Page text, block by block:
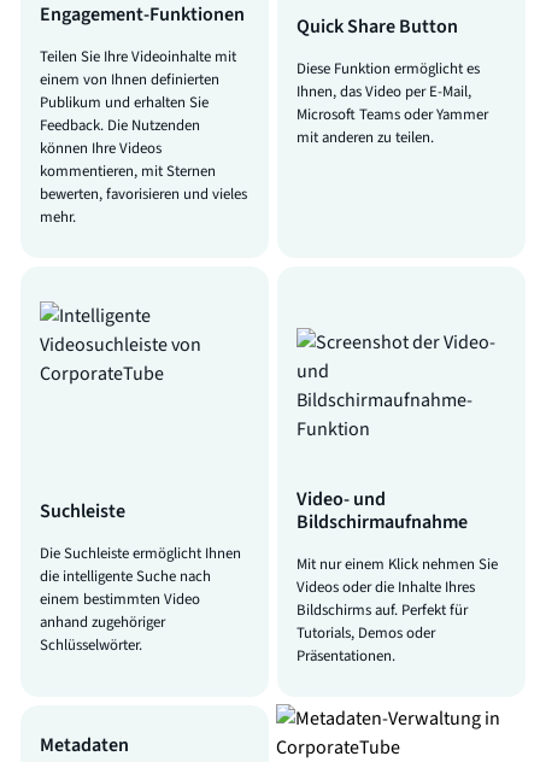
Engagement-Funktionen
Teilen Sie Ihre Videoinhalte mit
einem von Ihnen definierten
Publikum und erhalten Sie
Feedback. Die Nutzenden
können Ihre Videos
kommentieren, mit Sternen
bewerten, favorisieren und vieles
mehr.
Quick Share Button
Diese Funktion ermöglicht es
Ihnen, das Video per E-Mail,
Microsoft Teams oder Yammer
mit anderen zu teilen.
Suchleiste
Die Suchleiste ermöglicht Ihnen
die intelligente Suche nach
einem bestimmten Video
anhand zugehöriger
Schlüsselwörter.
Video- und
Bildschirmaufnahme
Mit nur einem Klick nehmen Sie
Videos oder die Inhalte Ihres
Bildschirms auf. Perfekt für
Tutorials, Demos oder
Präsentationen.
Metadaten